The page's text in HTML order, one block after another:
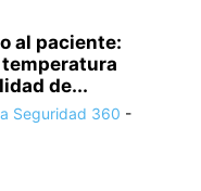
al paciente:
de...
Seguridad 360 -